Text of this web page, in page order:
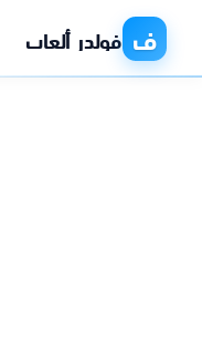
ف فولدر ألعاب